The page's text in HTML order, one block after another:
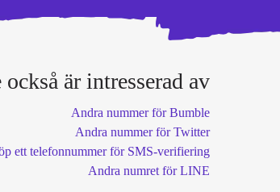
är intresserad av
Andra nummer för Bumble
Andra nummer för Twitter
ett telefonnummer för SMS-verifiering
Andra numret för LINE